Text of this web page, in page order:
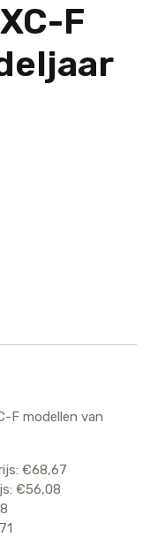
F
F modellen van
€68,67
€56,08